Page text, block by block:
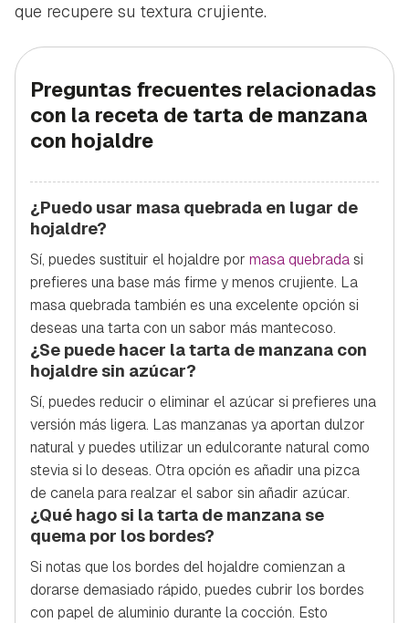
que recupere su textura crujiente.
Preguntas frecuentes relacionadas
con la receta de tarta de manzana
con hojaldre
¿Puedo usar masa quebrada en lugar de
hojaldre?
Sí, puedes sustituir el hojaldre por masa quebradasi
prefieres una base más firme y menos crujiente. La
masa quebrada también es una excelente opción si
deseas una tarta con un sabor más mantecoso.
¿Se puede hacer la tarta de manzana con
hojaldre sin azúcar?
Sí, puedes reducir o eliminar el azúcar si prefieres una
versión más ligera. Las manzanas ya aportan dulzor
natural y puedes utilizar un edulcorante natural como
stevia si lo deseas. Otra opción es añadir una pizca
de canela para realzar el sabor sin añadir azúcar.
¿Qué hago si la tarta de manzana se
quema por los bordes?
Si notas que los bordes del hojaldre comienzan a
dorarse demasiado rápido, puedes cubrir los bordes
con papel de aluminio durante la cocción. Esto